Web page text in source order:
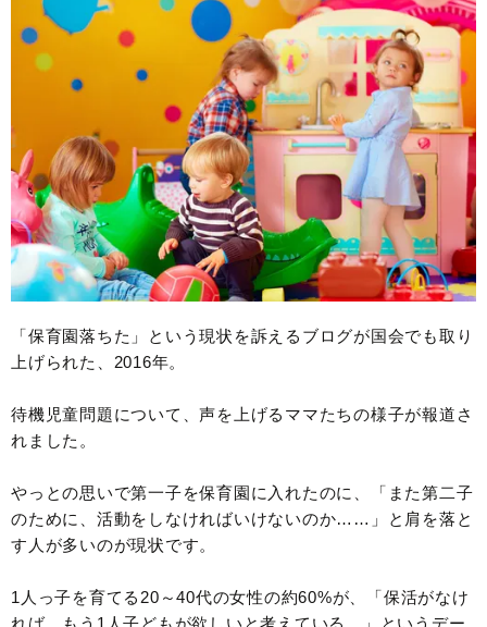
「保育園落ちた」という現状を訴えるブログが国会でも取り
上げられた、2016年。
待機児童問題について、声を上げるママたちの様子が報道さ
れました。
やっとの思いで第一子を保育園に入れたのに、「また第二子
のために、活動をしなければいけないのか……」と肩を落と
す人が多いのが現状です。
1人っ子を育てる20～40代の女性の約60%が、「保活がなけ